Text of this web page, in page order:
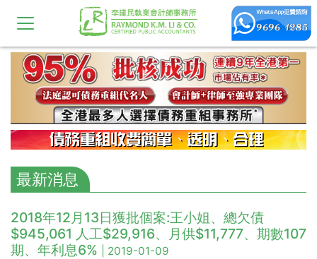
最新消息
2018年12月13日獲批個案:王小姐、總欠債
$945,061 人工$29,916、月供$11,777、期數107
期、年利息6%
| 2019-01-09